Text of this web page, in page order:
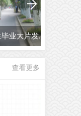
业大片发...
查看更多